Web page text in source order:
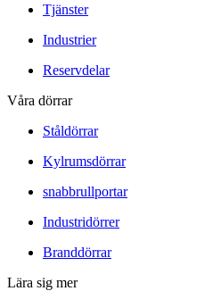
Tjänster
Industrier
Reservdelar
Våra dörrar
Ståldörrar
Kylrumsdörrar
snabbrullportar
Industridörrer
Branddörrar
Lära sig mer